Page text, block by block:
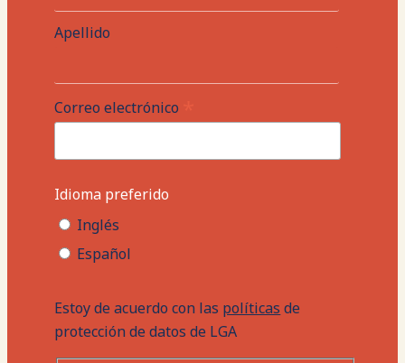
Apellido
Correo electrónico
Idioma preferido
Inglés
Español
Estoy de acuerdo con las políticas de
protección de datos de LGA